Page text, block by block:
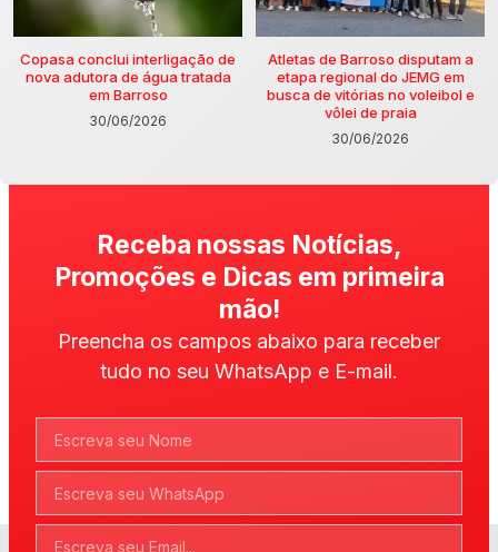
Copasa conclui interligação de
nova adutora de água tratada
em Barroso
30/06/2026
Atletas de Barroso disputam a
etapa regional do JEMG em
busca de vitórias no voleibol e
vôlei de praia
30/06/2026
Receba nossas Notícias,
Promoções e Dicas em primeira
mão!
Preencha os campos abaixo para receber
tudo no seu WhatsApp e E-mail.